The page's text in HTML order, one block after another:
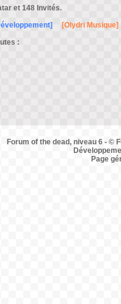
et 148 Invités.
[Olydri Musique]
:
Forum of the dead, niveau 6 - ©
Page